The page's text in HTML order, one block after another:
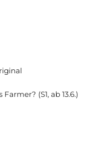
(S1, ab 13.6.)